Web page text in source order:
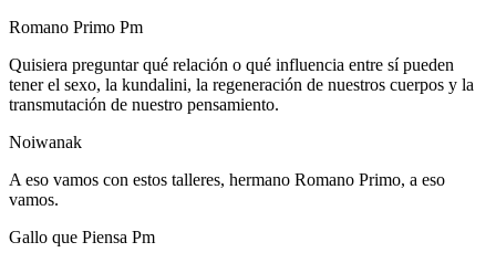
Romano Primo Pm
Quisiera preguntar qué relación o qué influencia entre sí pueden
tener el sexo, la kundalini, la regeneración de nuestros cuerpos y la
transmutación de nuestro pensamiento.
Noiwanak
A eso vamos con estos talleres, hermano Romano Primo, a eso
vamos.
Gallo que Piensa Pm